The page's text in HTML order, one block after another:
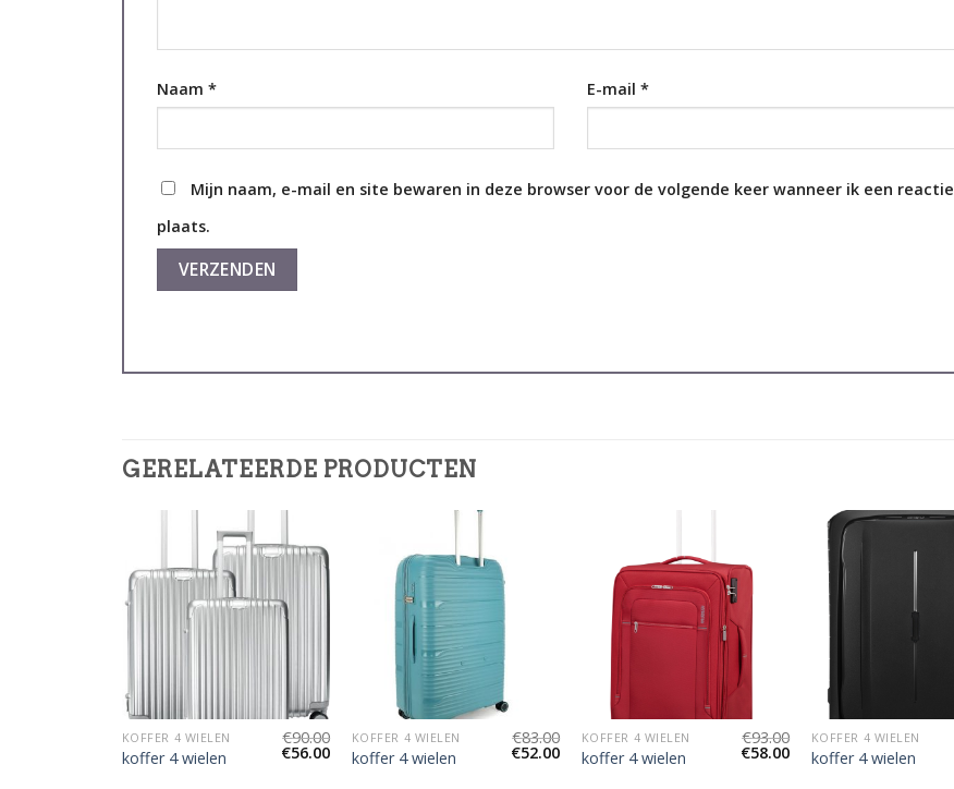
Naam * E-mail *
Mijn naam, e-mail en site bewaren in deze browser voor de volgende keer wanneer ik een reactie
plaats.
GERELATEERDE PRODUCTEN
KOFFER 4 WIELEN
koffer 4 wielen
€90.00
€56.00
KOFFER 4 WIELEN
koffer 4 wielen
€83.00
€52.00
KOFFER 4 WIELEN
koffer 4 wielen
€93.00
€58.00
KOFFER 4 WIELEN
koffer 4 wielen